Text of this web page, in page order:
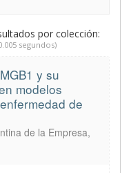
por colección:
segundos)
y su
modelos
de
de la Empresa,